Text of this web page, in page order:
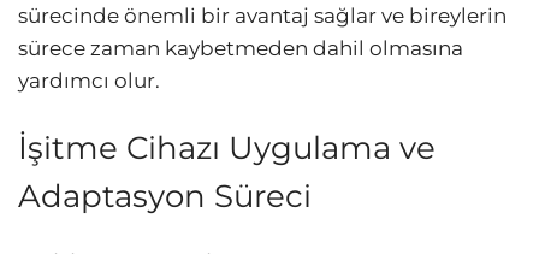
sürecinde önemli bir avantaj sağlar ve bireylerin
sürece zaman kaybetmeden dahil olmasına
yardımcı olur.
İşitme Cihazı Uygulama ve
Adaptasyon Süreci